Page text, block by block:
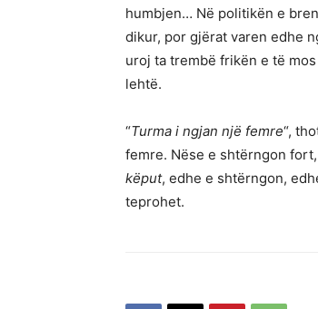
humbjen… Në politikën e
dikur, por gjërat varen edhe
uroj ta trembë frikën e të
lehtë.
“Turma i ngjan një femre“,
femre. Nëse e shtërngon
këput, edhe e shtërngon,
teprohet.